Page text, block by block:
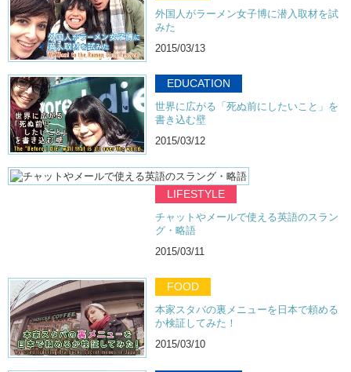
外国人がラーメン女子博に潜入取材を試
みた
2015/03/13
EDUCATION
世界に広がる「死ぬ前にしたいこと」を
書き込む壁
2015/03/12
LIFESTYLE
チャットやメールで使える英語のスラン
グ・略語
2015/03/11
FOOD
本家スタバの裏メニューを日本で頼める
か検証してみた！
2015/03/10